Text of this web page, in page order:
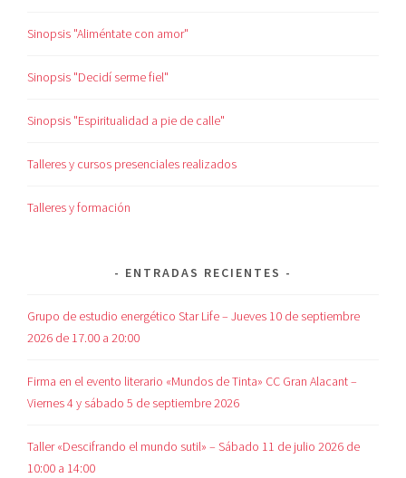
Sinopsis "Aliméntate con amor"
Sinopsis "Decidí serme fiel"
Sinopsis "Espiritualidad a pie de calle"
Talleres y cursos presenciales realizados
Talleres y formación
ENTRADAS RECIENTES
Grupo de estudio energético Star Life – Jueves 10 de septiembre
2026 de 17.00 a 20:00
Firma en el evento literario «Mundos de Tinta» CC Gran Alacant –
Viernes 4 y sábado 5 de septiembre 2026
Taller «Descifrando el mundo sutil» – Sábado 11 de julio 2026 de
10:00 a 14:00